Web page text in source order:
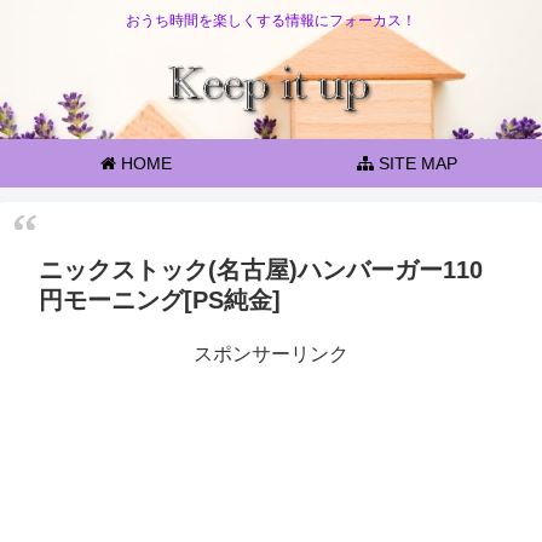
おうち時間を楽しくする情報にフォーカス！
HOME SITE MAP
ニックストック(名古屋)ハンバーガー110
円モーニング[PS純金]
スポンサーリンク